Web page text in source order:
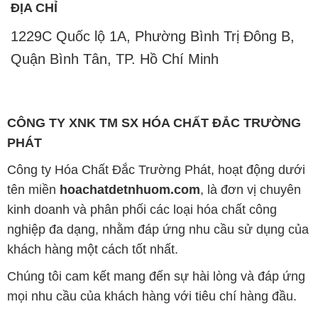
ĐỊA CHỈ
1229C Quốc lộ 1A, Phường Bình Trị Đông B,
Quận Bình Tân, TP. Hồ Chí Minh
CÔNG TY XNK TM SX HÓA CHẤT ĐẮC TRƯỜNG
PHÁT
Công ty Hóa Chất Đắc Trường Phát, hoạt động dưới
tên miền hoachatdetnhuom.com, là đơn vị chuyên
kinh doanh và phân phối các loại hóa chất công
nghiệp đa dạng, nhằm đáp ứng nhu cầu sử dụng của
khách hàng một cách tốt nhất.
Chúng tôi cam kết mang đến sự hài lòng và đáp ứng
mọi nhu cầu của khách hàng với tiêu chí hàng đầu.